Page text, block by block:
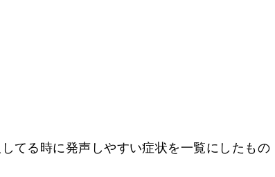
てる時に発声しやすい症状を一覧にしたもの